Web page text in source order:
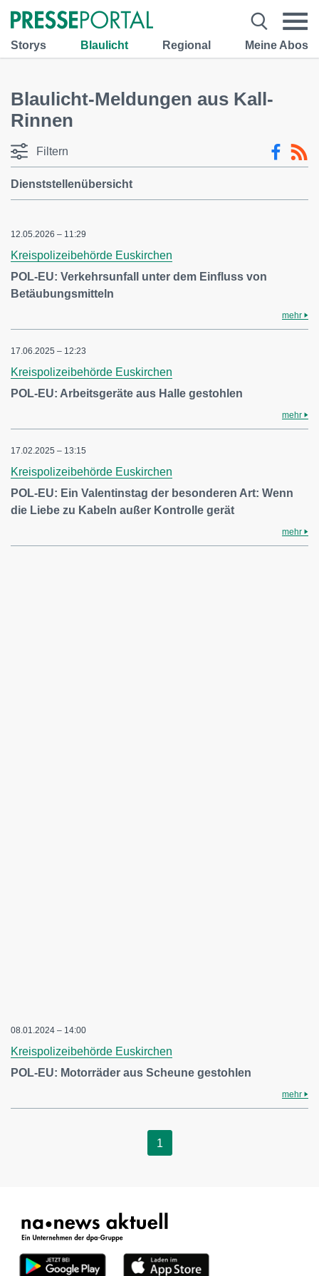
Storys Blaulicht Regional Meine Abos
Blaulicht-Meldungen aus Kall-
Rinnen
Filtern
Dienststellenübersicht
12.05.2026 – 11:29
Kreispolizeibehörde Euskirchen
POL-EU: Verkehrsunfall unter dem Einfluss von
Betäubungsmitteln
mehr
17.06.2025 – 12:23
Kreispolizeibehörde Euskirchen
POL-EU: Arbeitsgeräte aus Halle gestohlen
mehr
17.02.2025 – 13:15
Kreispolizeibehörde Euskirchen
POL-EU: Ein Valentinstag der besonderen Art: Wenn
die Liebe zu Kabeln außer Kontrolle gerät
mehr
08.01.2024 – 14:00
Kreispolizeibehörde Euskirchen
POL-EU: Motorräder aus Scheune gestohlen
mehr
1